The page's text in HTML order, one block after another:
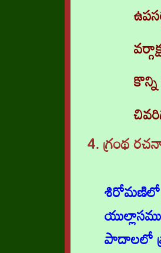
4. గ్రంథ
శిరోమణిలో
పాదాలలో